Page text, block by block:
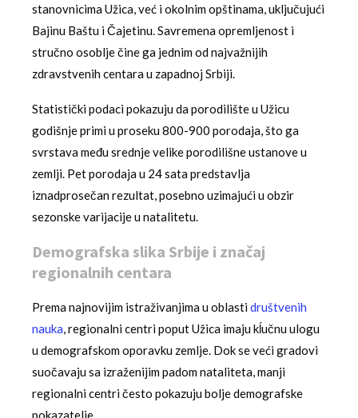
stanovnicima Užica, već i okolnim opštinama, uključujući
Bajinu Baštu i Čajetinu. Savremena opremljenost i
stručno osoblje čine ga jednim od najvažnijih
zdravstvenih centara u zapadnoj Srbiji.
Statistički podaci pokazuju da porodilište u Užicu
godišnje primi u proseku 800-900 porodaja, što ga
svrstava među srednje velike porodilišne ustanove u
zemlji. Pet porodaja u 24 sata predstavlja
iznadprosečan rezultat, posebno uzimajući u obzir
sezonske varijacije u natalitetu.
Demografska slika Srbije i značaj
regionalnih centara
Prema najnovijim istraživanjima u oblastidruštvenih
nauka, regionalni centri poput Užica imaju kĺučnu ulogu
u demografskom oporavku zemlje. Dok se veći gradovi
suočavaju sa izraženijim padom nataliteta, manji
regionalni centri često pokazuju bolje demografske
pokazatelje.